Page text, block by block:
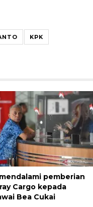
KPK
pemberian
Cargo kepada
Bea Cukai
WIB